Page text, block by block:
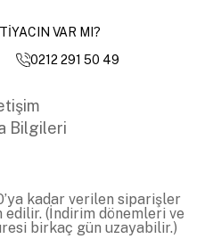
VAR MI?
0212 291 50 49
Bilgileri
kadar verilen siparişler
(İndirim dönemleri ve
birkaç gün uzayabilir.)